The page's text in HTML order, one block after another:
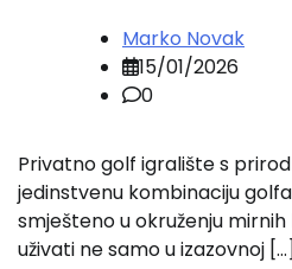
Marko Novak
15/01/2026
0
Privatno golf igralište s
jedinstvenu kombinaciju
smješteno u okruženju
uživati ne samo u izazovnoj […]